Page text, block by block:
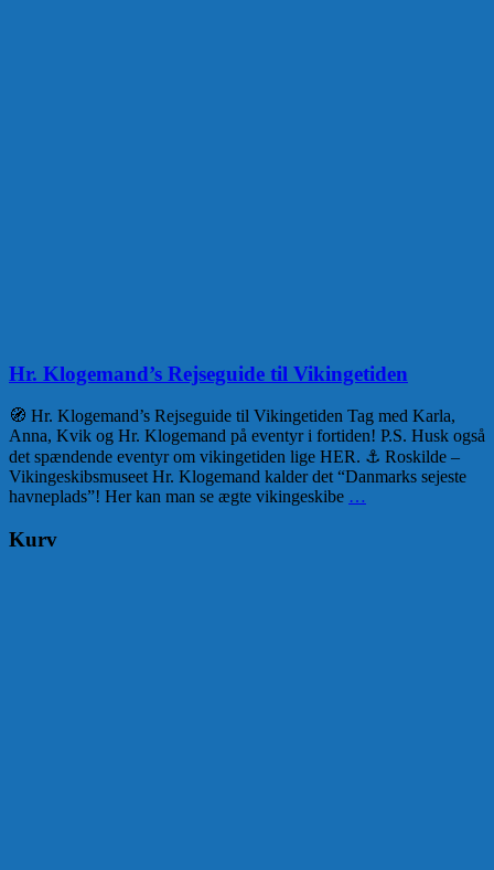
Hr. Klogemand’s Rejseguide til Vikingetiden
🧭 Hr. Klogemand’s Rejseguide til Vikingetiden Tag med Karla,
Anna, Kvik og Hr. Klogemand på eventyr i fortiden! P.S. Husk også
det spændende eventyr om vikingetiden lige HER. ⚓ Roskilde –
Vikingeskibsmuseet Hr. Klogemand kalder det “Danmarks sejeste
havneplads”! Her kan man se ægte vikingeskibe …
Kurv